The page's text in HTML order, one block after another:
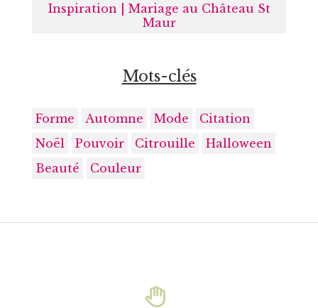
Inspiration | Mariage au Château St
Maur
Mots-clés
Forme Automne Mode
Citation
Noël
Pouvoir Citrouille
Halloween
Beauté
Couleur
